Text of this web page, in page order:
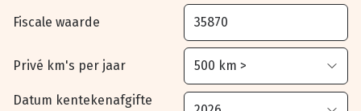
Fiscale waarde
Privé km's per jaar
Datum kentekenafgifte